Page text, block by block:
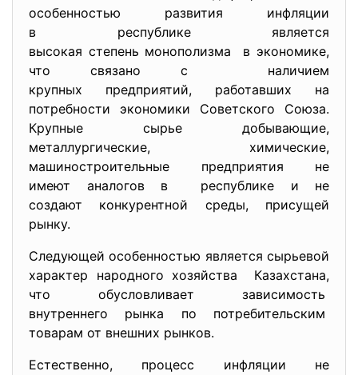
особенностью развития инфляции
в республике является
высокая степень монополизма в экономике,
что связано с наличием
крупных предприятий, работавших на
потребности экономики Советского Союза.
Крупные сырье добывающие,
металлургические, химические,
машиностроительные предприятия не
имеют аналогов в республике и не
создают конкурентной среды, присущей
рынку.
Следующей особенностью является сырьевой
характер народного хозяйства Казахстана,
что обусловливает зависимость
внутреннего рынка по потребительским
товарам от внешних рынков.
Естественно, процесс инфляции не